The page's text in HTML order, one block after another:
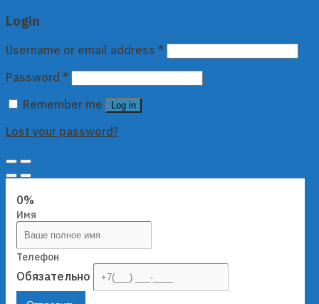
Login
Username or email address *
Password *
Remember me
Log in
Lost your password?
0%
Имя
Телефон
Обязательно